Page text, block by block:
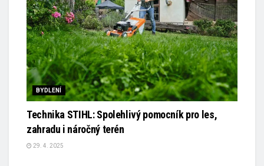
BYDLENÍ
Technika STIHL: Spolehlivý pomocník pro les,
zahradu i náročný terén
29. 4. 2025